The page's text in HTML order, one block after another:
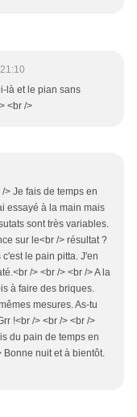
là et le pian sans
<br />
> Je fais de temps en
essayé à la main mais
sont très variables.
sur le<br /> résultat ?
le pain pitta. J'en
/> <br /> <br /> A la
à faire des briques.
mesures. As-tu
!<br /> <br /> <br />
du pain de temps en
Bonne nuit et à bientôt.